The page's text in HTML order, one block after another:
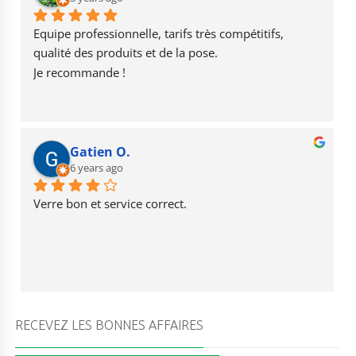
o
o
k
a
m
b
e
Equipe professionnelle, tarifs très compétitifs,
qualité des produits et de la pose.
Je recommande !
Gatien O.
6 years ago
Verre bon et service correct.
RECEVEZ LES BONNES AFFAIRES